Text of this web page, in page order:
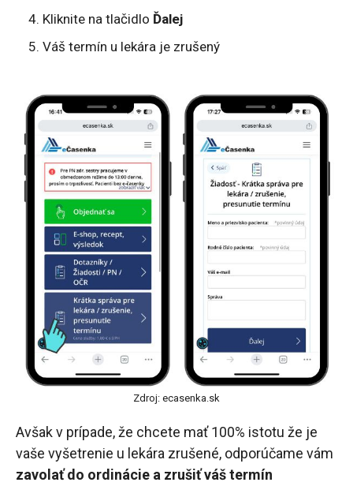
Kliknite na tlačidlo Ďalej
Váš termín u lekára je zrušený
Zdroj: ecasenka.sk
Avšak v prípade, že chcete mať 100% istotu že je
vaše vyšetrenie u lekára zrušené, odporúčame vám
zavolať do ordinácie a zrušiť váš termín